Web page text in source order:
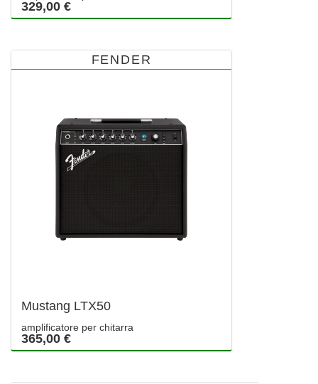
329,00 €
FENDER
Mustang LTX50
amplificatore per chitarra
365,00 €